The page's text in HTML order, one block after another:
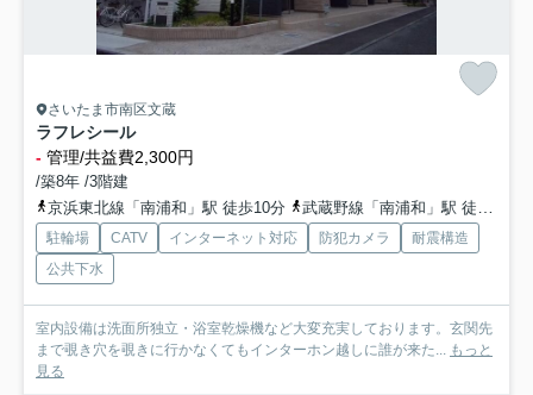
さいたま市南区文蔵
ラフレシール
- 管理/共益費2,300円
/築8年 /3階建
京浜東北線「南浦和」駅 徒歩10分
武蔵野線「南浦和」駅 徒歩10分
駐輪場 CATV インターネット対応 防犯カメラ
耐震構造
公共下水
室内設備は洗面所独立・浴室乾燥機など大変充実しております。玄関先
まで覗き穴を覗きに行かなくてもインターホン越しに誰が来た...
もっと
見る